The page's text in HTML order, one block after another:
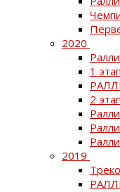
2020
1
2
2019